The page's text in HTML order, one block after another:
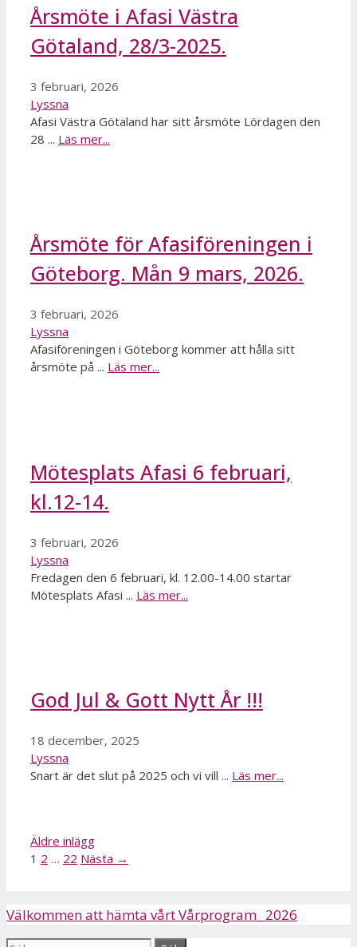
Årsmöte i Afasi Västra
Götaland, 28/3-2025.
3 februari, 2026
Lyssna
Afasi Västra Götaland har sitt årsmöte Lördagen den
28 ... Läs mer...
Årsmöte för Afasiföreningen i
Göteborg. Mån 9 mars, 2026.
3 februari, 2026
Lyssna
Afasiföreningen i Göteborg kommer att hålla sitt
årsmöte på ... Läs mer...
Mötesplats Afasi 6 februari,
kl.12-14.
3 februari, 2026
Lyssna
Fredagen den 6 februari, kl. 12.00-14.00 startar
Mötesplats Afasi ... Läs mer...
God Jul & Gott Nytt År !!!
18 december, 2025
Lyssna
Snart är det slut på 2025 och vi vill ... Läs mer...
Äldre inlägg
Sida
1 Sida
2 … Sida
22 Nästa →
Välkommen att hämta vårtVårprogram_ 2026